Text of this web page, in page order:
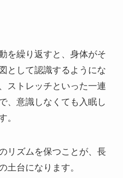
を繰り返すと、身体がそ
として認識するようにな
ストレッチといった一連
、意識しなくても入眠し
。
リズムを保つことが、長
土台になります。